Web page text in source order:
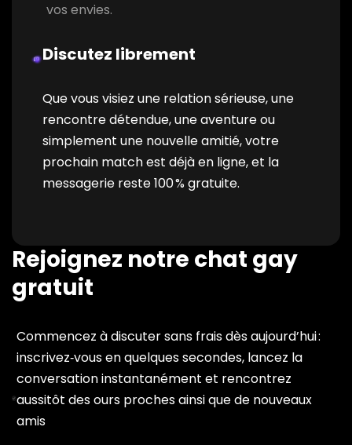
vos envies.
Discutez librement
Que vous visiez une relation sérieuse, une
rencontre détendue, une aventure ou
simplement une nouvelle amitié, votre
prochain match est déjà en ligne, et la
messagerie reste 100 % gratuite.
Rejoignez notre chat gay
gratuit
Commencez à discuter sans frais dès aujourd’hui :
inscrivez‑vous en quelques secondes, lancez la
conversation instantanément et rencontrez
aussitôt des ours proches ainsi que de nouveaux
amis